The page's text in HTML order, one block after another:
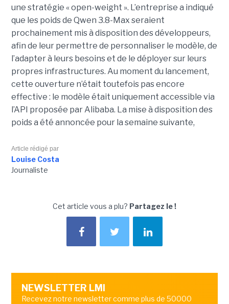
une stratégie « open-weight ». L’entreprise a indiqué
que les poids de Qwen 3.8-Max seraient
prochainement mis à disposition des développeurs,
afin de leur permettre de personnaliser le modèle, de
l’adapter à leurs besoins et de le déployer sur leurs
propres infrastructures. Au moment du lancement,
cette ouverture n’était toutefois pas encore
effective : le modèle était uniquement accessible via
l’API proposée par Alibaba. La mise à disposition des
poids a été annoncée pour la semaine suivante,
Article rédigé par
Louise Costa
Journaliste
Cet article vous a plu? Partagez le !
NEWSLETTER LMI
Recevez notre newsletter comme plus de 50000